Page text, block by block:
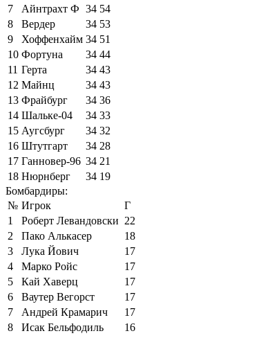
7
Айнтрахт Ф 34 54
8
Вердер 34 53
9
Хоффенхайм 34 51
10 Фортуна 34 44
11 Герта 34 43
12 Майнц 34 43
13 Фрайбург 34 36
14 Шальке-04 34 33
15 Аугсбург 34 32
16 Штутгарт 34 28
17 Ганновер-96 34 21
18 Нюрнберг 34 19
Бомбардиры:
№ Игрок
Г
1
Роберт Левандовски 22
2
Пако Алькасер
18
3
Лука Йович
17
4
Марко Ройс
17
5
Кай Хаверц
17
6
Ваутер Вегорст
17
7
Андрей Крамарич
17
8
Исак Бельфодиль
16